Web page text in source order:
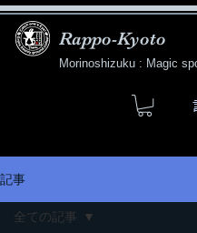
Rappo-Kyoto
Morinoshizuku : Magic
記事
全ての記事